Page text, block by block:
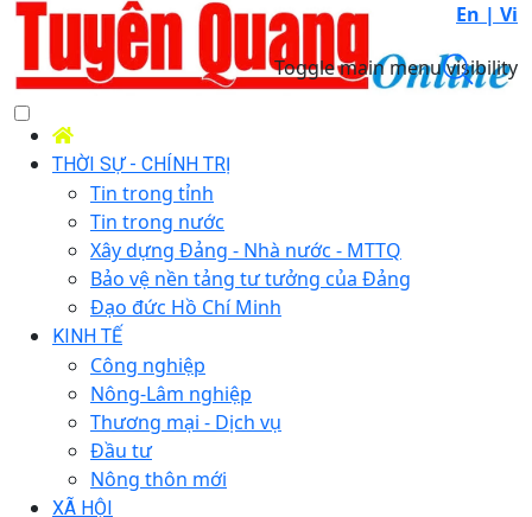
En | Vi
Toggle main menu visibility
THỜI SỰ - CHÍNH TRỊ
Tin trong tỉnh
Tin trong nước
Xây dựng Đảng - Nhà nước - MTTQ
Bảo vệ nền tảng tư tưởng của Đảng
Đạo đức Hồ Chí Minh
KINH TẾ
Công nghiệp
Nông-Lâm nghiệp
Thương mại - Dịch vụ
Đầu tư
Nông thôn mới
XÃ HỘI